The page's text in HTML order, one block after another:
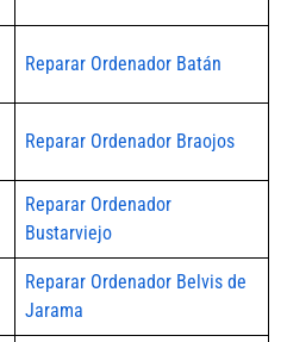
Reparar Ordenador Batán
Reparar Ordenador Braojos
Reparar Ordenador
Bustarviejo
Reparar Ordenador Belvis de
Jarama